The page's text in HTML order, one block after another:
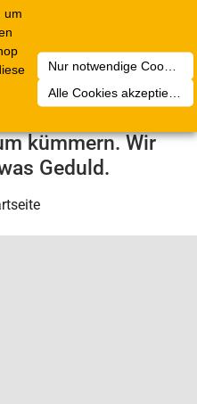
um
Nur notwendige Cookies akzeptieren
Alle Cookies akzeptieren
Fehler
Team wird
kümmern. Wir
Geduld.